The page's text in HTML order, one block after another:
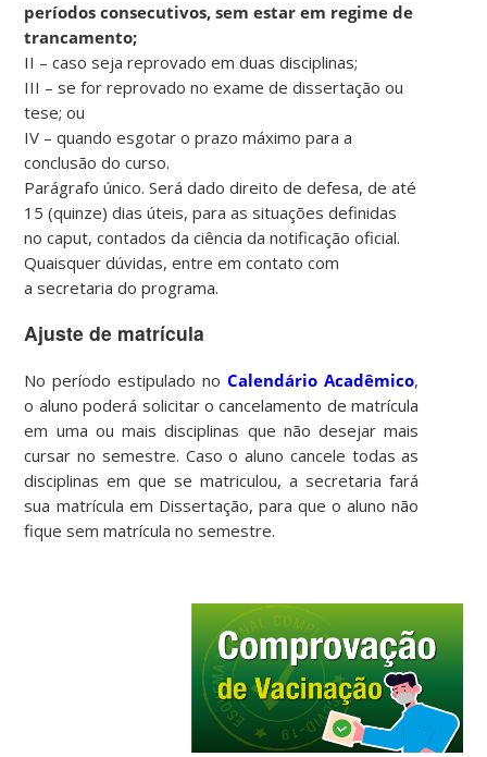
períodos consecutivos, sem estar em regime de
trancamento;
II – caso seja reprovado em duas disciplinas;
III – se for reprovado no exame de dissertação ou
tese; ou
IV – quando esgotar o prazo máximo para a
conclusão do curso.
Parágrafo único. Será dado direito de defesa, de até
15 (quinze) dias úteis, para as situações definidas
no caput, contados da ciência da notificação oficial.
Quaisquer dúvidas, entre em contato com
asecretariado programa.
Ajuste de matrícula
No período estipulado noCalendário Acadêmico,
o aluno poderá solicitar o cancelamento de matrícula
em uma ou mais disciplinas que não desejar mais
cursar no semestre. Caso o aluno cancele todas as
disciplinas em que se matriculou, a secretaria fará
sua matrícula em Dissertação, para que o aluno não
fique sem matrícula no semestre.